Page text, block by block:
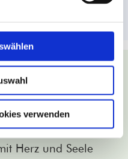
verwenden
8Lernende
trainerinnen mit
Herz und Seele